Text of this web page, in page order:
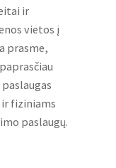
ir
vietos į
prasme,
fiziniams
paslaugų.